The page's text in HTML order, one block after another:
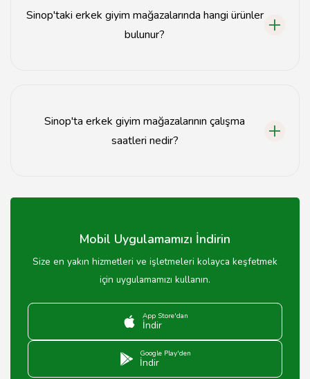
Sinop'taki erkek giyim mağazalarında hangi ürünler
bulunur?
Sinop'ta erkek giyim mağazalarının çalışma
saatleri nedir?
19:00 saatleri arasında açıktır.
Mobil Uygulamamızı İndirin
Size en yakın hizmetleri ve işletmeleri kolayca keşfetmek
için uygulamamızı kullanın.
App Store'dan
İndir
Google Play'den
İndir